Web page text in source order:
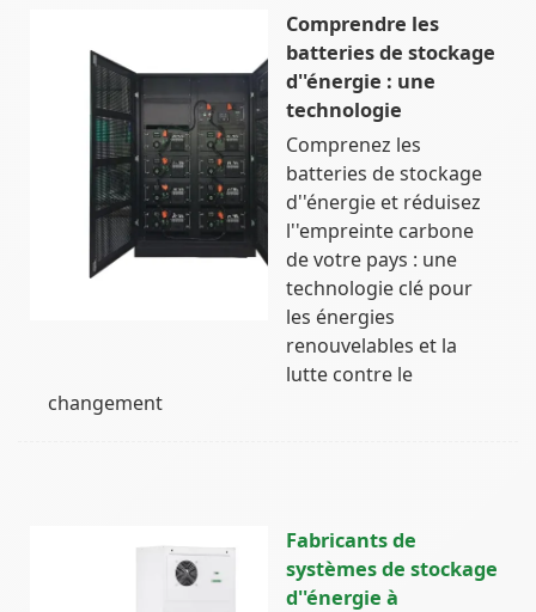
Comprendre les
batteries de stockage
d''énergie : une
technologie
Comprenez les
batteries de stockage
d''énergie et réduisez
l''empreinte carbone
de votre pays : une
technologie clé pour
les énergies
renouvelables et la
lutte contre le
changement
Fabricants de
systèmes de stockage
d''énergie à